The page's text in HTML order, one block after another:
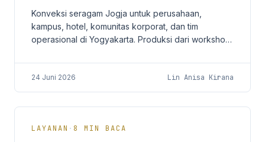
Konveksi seragam Jogja untuk perusahaan,
kampus, hotel, komunitas korporat, dan tim
operasional di Yogyakarta. Produksi dari workshop
pengiriman ke Sleman, Bantul, dan area DIY.
24 Juni 2026 Lin Anisa Kirana
LAYANAN · 8 MIN BACA